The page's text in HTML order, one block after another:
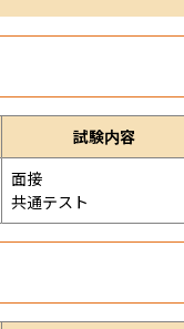
試験内容
面接
共通テスト